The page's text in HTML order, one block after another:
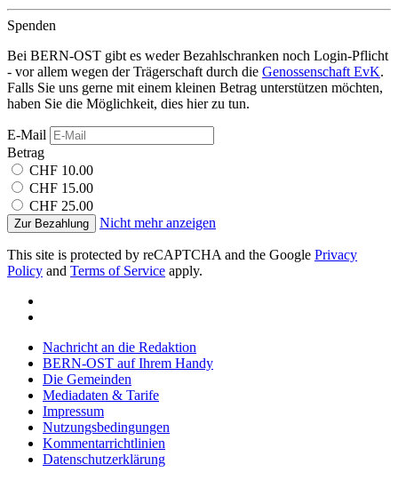
Spenden
Bei BERN-OST gibt es weder Bezahlschranken noch Login-Pflicht
- vor allem wegen der Trägerschaft durch die Genossenschaft EvK.
Falls Sie uns gerne mit einem kleinen Betrag unterstützen möchten,
haben Sie die Möglichkeit, dies hier zu tun.
E-Mail
Betrag
CHF 10.00
CHF 15.00
CHF 25.00
Zur Bezahlung Nicht mehr anzeigen
This site is protected by reCAPTCHA and the Google Privacy
Policy and Terms of Service apply.
Nachricht an die Redaktion
BERN-OST auf Ihrem Handy
Die Gemeinden
Mediadaten & Tarife
Impressum
Nutzungsbedingungen
Kommentarrichtlinien
Datenschutzerklärung